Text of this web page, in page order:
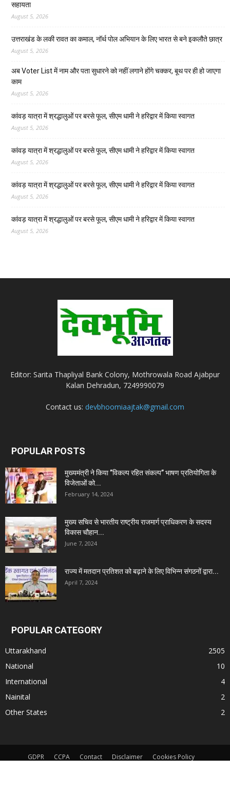
सहायता
August 5, 2026
उत्तराखंड के लकी रावत का कमाल, नॉर्थ पोल अभियान के लिए भारत से बने इकलौते छात्र
August 5, 2026
अब Voter List में नाम और पता सुधारने को नहीं लगाने होंगे चक्कर, बूथ पर ही हो जाएगा
काम
August 5, 2026
कांवड़ यात्रा में श्रद्धालुओं पर बरसे फूल, सीएम धामी ने हरिद्वार में किया स्वागत
August 5, 2026
कांवड़ यात्रा में श्रद्धालुओं पर बरसे फूल, सीएम धामी ने हरिद्वार में किया स्वागत
August 5, 2026
कांवड़ यात्रा में श्रद्धालुओं पर बरसे फूल, सीएम धामी ने हरिद्वार में किया स्वागत
August 5, 2026
कांवड़ यात्रा में श्रद्धालुओं पर बरसे फूल, सीएम धामी ने हरिद्वार में किया स्वागत
August 5, 2026
Editor: Sarita Thapliyal Bank Colony, Mothrowala Road Ajabpur
Kalan Dehradun, 7249990079
Contact us: devbhoomiaajtak@gmail.com
POPULAR POSTS
मुख्यमंत्री ने किया ’’विकल्प रहित संकल्प’’ भाषण प्रतियोगिता के
विजेताओं को...
February 14, 2024
मुख्य सचिव से भारतीय राष्ट्रीय राजमार्ग प्राधिकरण के सदस्य
विकास चौहान...
June 7, 2024
राज्य में मतदान प्रतिशत को बढ़ाने के लिए विभिन्न संगठनों द्वारा...
April 7, 2024
POPULAR CATEGORY
Uttarakhand
2505
National
10
International
4
Nainital
2
Other States
2
GDPR CCPA Contact Disclaimer
Cookies Policy